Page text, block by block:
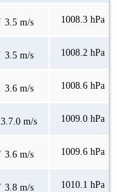
3.5 m/s 1008.3 hPa
3.5 m/s 1008.2 hPa
3.6 m/s 1008.6 hPa
3.7.0 m/s 1009.0 hPa
3.6 m/s 1009.6 hPa
3.8 m/s 1010.1 hPa